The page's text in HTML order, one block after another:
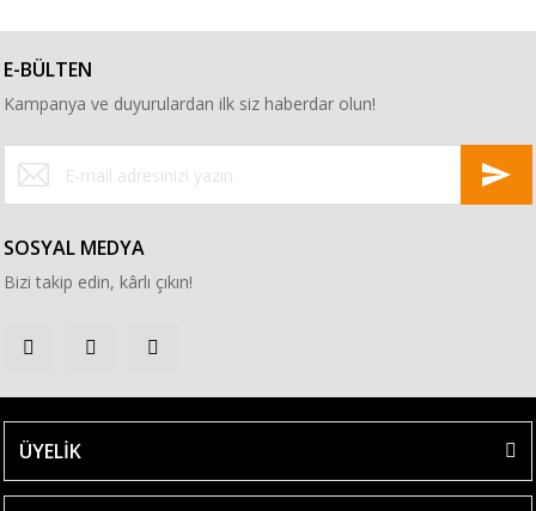
E-BÜLTEN
Kampanya ve duyurulardan ilk siz haberdar olun!
SOSYAL MEDYA
Bizi takip edin, kârlı çıkın!
ÜYELİK